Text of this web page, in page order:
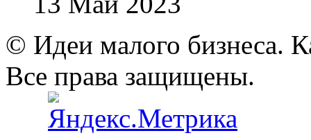
© Идеи малого бизнеса.
Все права защищены.